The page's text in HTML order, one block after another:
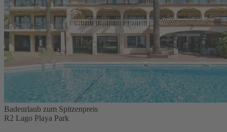
Badeurlaub zum Spitzenpreis
R2 Lago Playa Park